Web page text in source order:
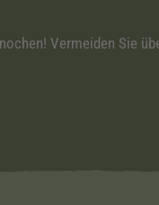
Vermeiden Sie